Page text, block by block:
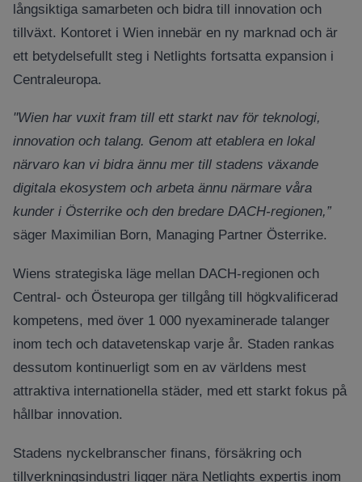
långsiktiga samarbeten och bidra till innovation och
tillväxt. Kontoret i Wien innebär en ny marknad och är
ett betydelsefullt steg i Netlights fortsatta expansion i
Centraleuropa.
"Wien har vuxit fram till ett starkt nav för teknologi,
innovation och talang. Genom att etablera en lokal
närvaro kan vi bidra ännu mer till stadens växande
digitala ekosystem och arbeta ännu närmare våra
kunder i Österrike och den bredare DACH-regionen,”
säger Maximilian Born, Managing Partner Österrike.
Wiens strategiska läge mellan DACH-regionen och
Central- och Östeuropa ger tillgång till högkvalificerad
kompetens, med över 1 000 nyexaminerade talanger
inom tech och datavetenskap varje år. Staden rankas
dessutom kontinuerligt som en av världens mest
attraktiva internationella städer, med ett starkt fokus på
hållbar innovation.
Stadens nyckelbranscher finans, försäkring och
tillverkningsindustri ligger nära Netlights expertis inom